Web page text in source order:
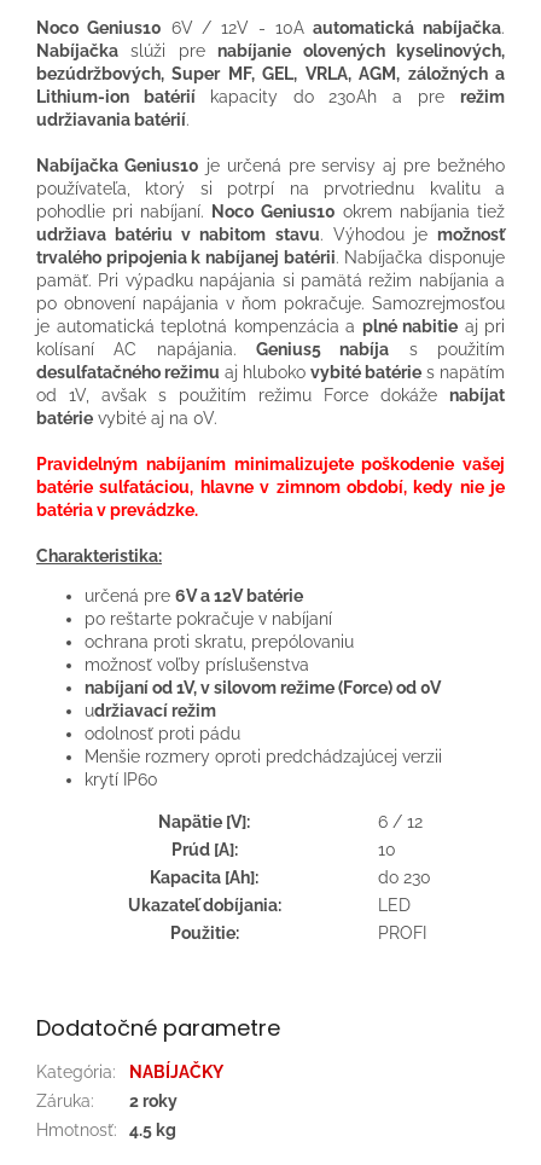
Noco Genius10 6V / 12V - 10Aautomatická nabíjačka.
Nabíjačka slúži prenabíjanie olovených kyselinových,
bezúdržbových, Super MF, GEL, VRLA, AGM, záložných a
Lithium-ion batérií
kapacity do 230Ah a prerežim
udržiavania batérií.
Nabíjačka Genius10 je určená pre servisy aj pre bežného
používateľa, ktorý si potrpí na prvotriednu kvalitu a
pohodlie pri nabíjaní.
Noco Genius10 okrem nabíjania tiež
udržiava batériu v nabitom stavu. Výhodou jemožnosť
trvalého pripojenia k nabíjanej batérii. Nabíjačka disponuje
pamäť. Pri výpadku napájania si pamätá režim nabíjania a
po obnovení napájania v ňom pokračuje. Samozrejmosťou
je automatická teplotná kompenzácia a plné nabitie aj pri
kolísaní AC napájania. Genius5 nabíja s použitím
desulfatačného režimu aj hluboko vybité batérie s napätím
od 1V, avšak s použitím režimu Force dokáže nabíjat
batérie vybité aj na 0V.
Pravidelným nabíjaním minimalizujete poškodenie vašej
batérie sulfatáciou, hlavne v zimnom období, kedy nie je
batéria v prevádzke.
Charakteristika:
určená pre 6V a 12V batérie
po reštarte pokračuje v nabíjaní
ochrana proti skratu, prepólovaniu
možnosť voľby príslušenstva
nabíjaní od 1V, v silovom režime (Force) od 0V
udržiavací režim
odolnosť proti pádu
Menšie rozmery oproti predchádzajúcej verzii
krytí IP60
Napätie [V]:
6 / 12
Prúd [A]:
10
Kapacita [Ah]:
do 230
Ukazateľ dobíjania:
LED
Použitie:
PROFI
Dodatočné parametre
Kategória:
NABÍJAČKY
Záruka:
2 roky
Hmotnosť: 4.5 kg